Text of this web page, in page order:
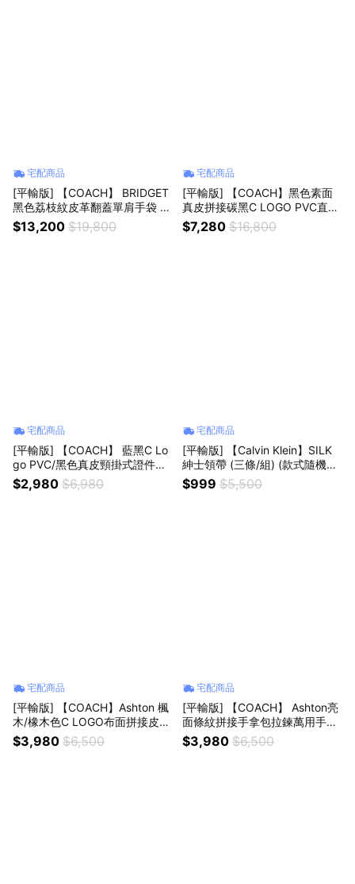
宅配商品
[平輸版] 【COACH】 BRIDGET
黑色荔枝紋皮革翻蓋單肩手袋 真
品平輸
$13,200 $19,800
宅配商品
[平輸版] 【COACH】黑色素面
真皮拼接碳黑C LOGO PVC直式
方型飛行員斜背男包 真品平輸
$7,280 $16,800
宅配商品
[平輸版] 【COACH】 藍黑C Lo
go PVC/黑色真皮頸掛式證件票
卡夾組 真品平輸
$2,980 $6,980
宅配商品
[平輸版] 【Calvin Klein】SILK
紳士領帶 (三條/組) (款式隨機出
貨) 真品平輸
$999 $5,500
宅配商品
[平輸版] 【COACH】Ashton 楓
木/橡木色C LOGO布面拼接皮革
拉鍊萬用手拿包 真品平輸
$3,980 $6,500
宅配商品
[平輸版] 【COACH】 Ashton亮
面條紋拼接手拿包拉鍊萬用手拿
包 真品平輸
$3,980 $6,500